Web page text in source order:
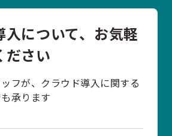
入について、お気軽
ださい
フが、クラウド導入に関する
承ります